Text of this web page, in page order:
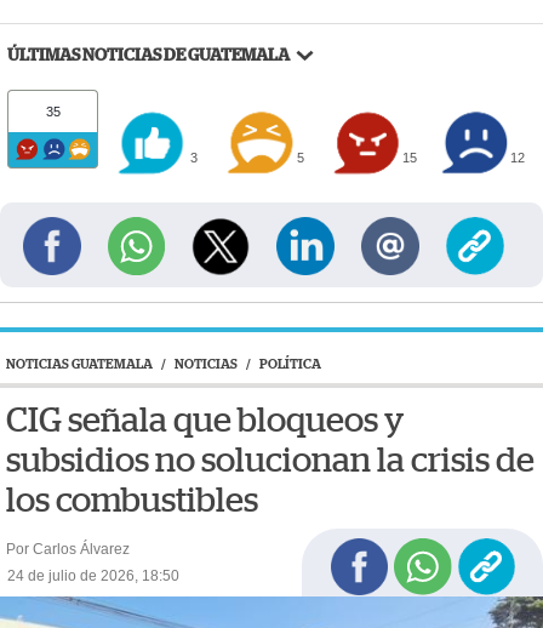
ÚLTIMAS NOTICIAS DE GUATEMALA
35
3 5 15 12
NOTICIAS GUATEMALA / NOTICIAS / POLÍTICA
CIG señala que bloqueos y
subsidios no solucionan la crisis de
los combustibles
Por Carlos Álvarez
24 de julio de 2026, 18:50